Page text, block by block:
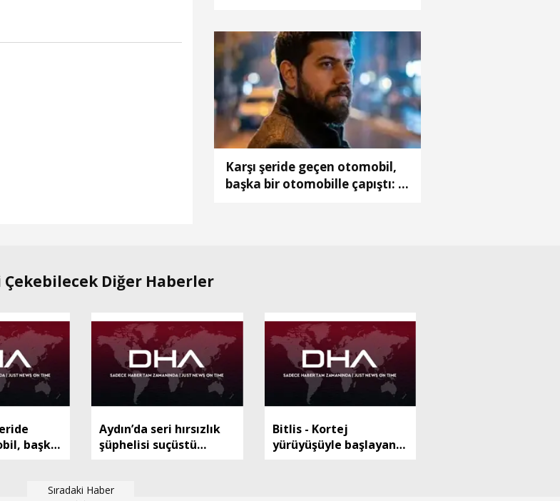
Karşı şeride geçen otomobil,
başka bir otomobille çapıştı: 1
Diğer Haberler
başka
Aydın’da seri hırsızlık
şüphelisi suçüstü
Bitlis - Kortej
yürüyüşüyle başlayan
Sıradaki Haber